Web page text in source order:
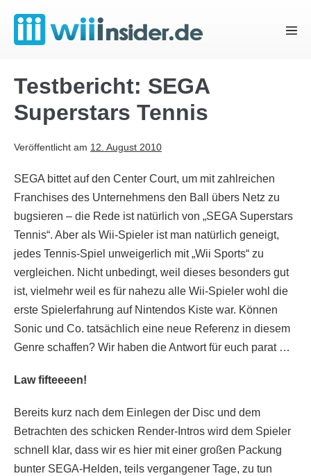
Inhalt
springen
Testbericht: SEGA
Superstars Tennis
Veröffentlicht am 12. August 2010
SEGA bittet auf den Center Court, um mit zahlreichen
Franchises des Unternehmens den Ball übers Netz zu
bugsieren – die Rede ist natürlich von „SEGA Superstars
Tennis“. Aber als Wii-Spieler ist man natürlich geneigt,
jedes Tennis-Spiel unweigerlich mit „Wii Sports“ zu
vergleichen. Nicht unbedingt, weil dieses besonders gut
ist, vielmehr weil es für nahezu alle Wii-Spieler wohl die
erste Spielerfahrung auf Nintendos Kiste war. Können
Sonic und Co. tatsächlich eine neue Referenz in diesem
Genre schaffen? Wir haben die Antwort für euch parat …
Law fifteeeen!
Bereits kurz nach dem Einlegen der Disc und dem
Betrachten des schicken Render-Intros wird dem Spieler
schnell klar, dass wir es hier mit einer großen Packung
bunter SEGA-Helden, teils vergangener Tage, zu tun